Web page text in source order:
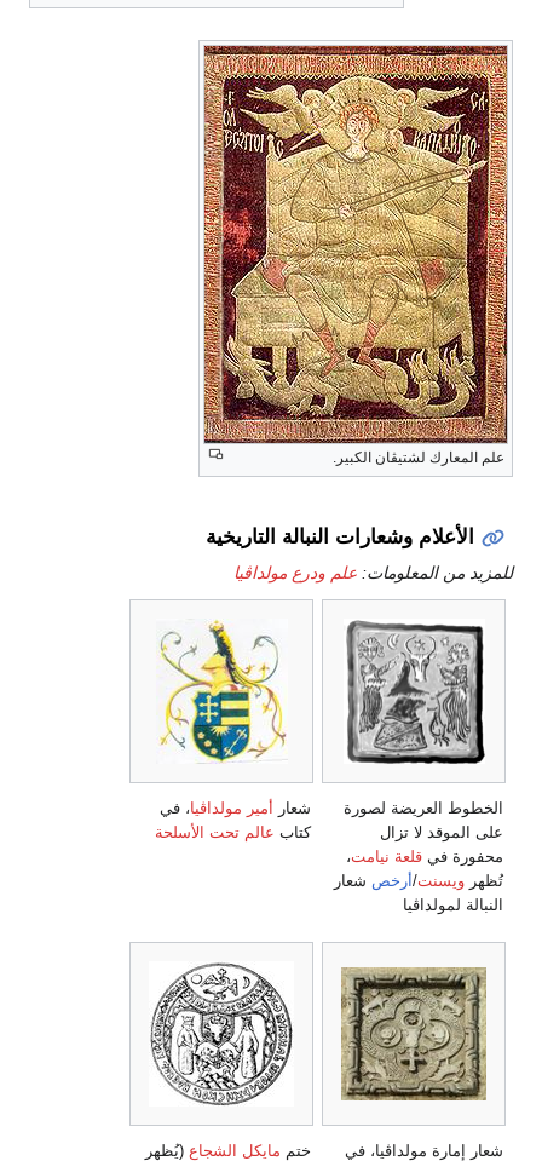
علم المعارك لشتيڤان الكبير.
الأعلام وشعارات النبالة التاريخية
للمزيد من المعلومات: علم ودرع مولداڤيا
الخطوط العريضة لصورة
على الموقد لا تزال
محفورة في قلعة نيامت،
تُظهر ويسنت/أرخص شعار
النبالة لمولداڤيا
شعار أمير مولداڤيا، في
كتاب عالم تحت الأسلحة
شعار إمارة مولداڤيا، في
ختم مايكل الشجاع (يُظهر